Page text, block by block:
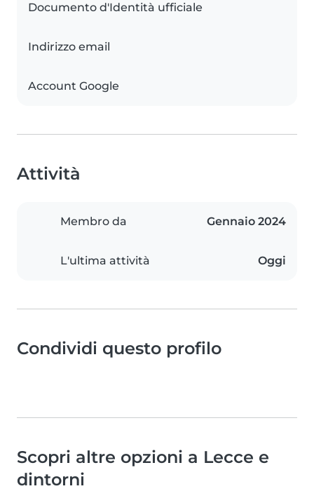
Documento d'Identità ufficiale
Indirizzo email
Account Google
Attività
Membro da Gennaio 2024
L'ultima attività Oggi
Condividi questo profilo
Scopri altre opzioni a Lecce e
dintorni